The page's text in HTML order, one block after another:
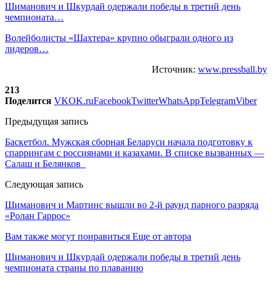
Шиманович и Шкурдай одержали победы в третий день
чемпионата…
Волейболисты «Шахтера» крупно обыграли одного из
лидеров…
Источник: www.pressball.by
213
Поделится VKOK.ruFacebookTwitterWhatsAppTelegramViber
Предыдущая запись
Баскетбол. Мужская сборная Беларуси начала подготовку к
спаррингам с россиянами и казахами. В списке вызванных —
Салаш и Белянков
Следующая запись
Шиманович и Мартинс вышли во 2-й раунд парного разряда
«Ролан Гаррос»
Вам также могут понравиться Еще от автора
Шиманович и Шкурдай одержали победы в третий день
чемпионата страны по плаванию